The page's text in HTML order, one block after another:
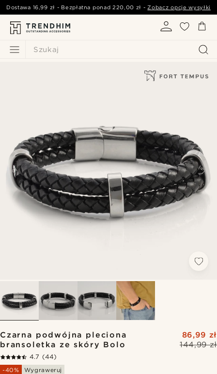
Szukaj
Dostawa 16,99 zł - Bezpłatna ponad220,00 zł -Zobacz opcje wysyłki
Czarna podwójna pleciona
bransoletka ze skóry Bolo
144,99 zł
86,99 zł
4.7 (44)
-40%
Wygraweruj